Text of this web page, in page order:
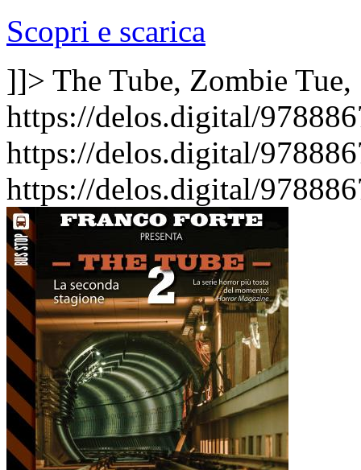
Scopri e scarica
]]> The Tube, Zombie Tue,
https://delos.digital/
https://delos.digital/
https://delos.digital/